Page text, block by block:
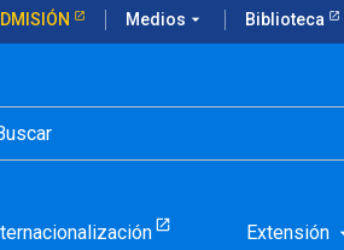
Medios arrow_drop_down Biblioteca
Extensión
chilenos